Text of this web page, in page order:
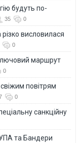
будуть по-
35 0
висловилася
0
маршрут
0
повітрям
0
санкційну
УПА та Бандери